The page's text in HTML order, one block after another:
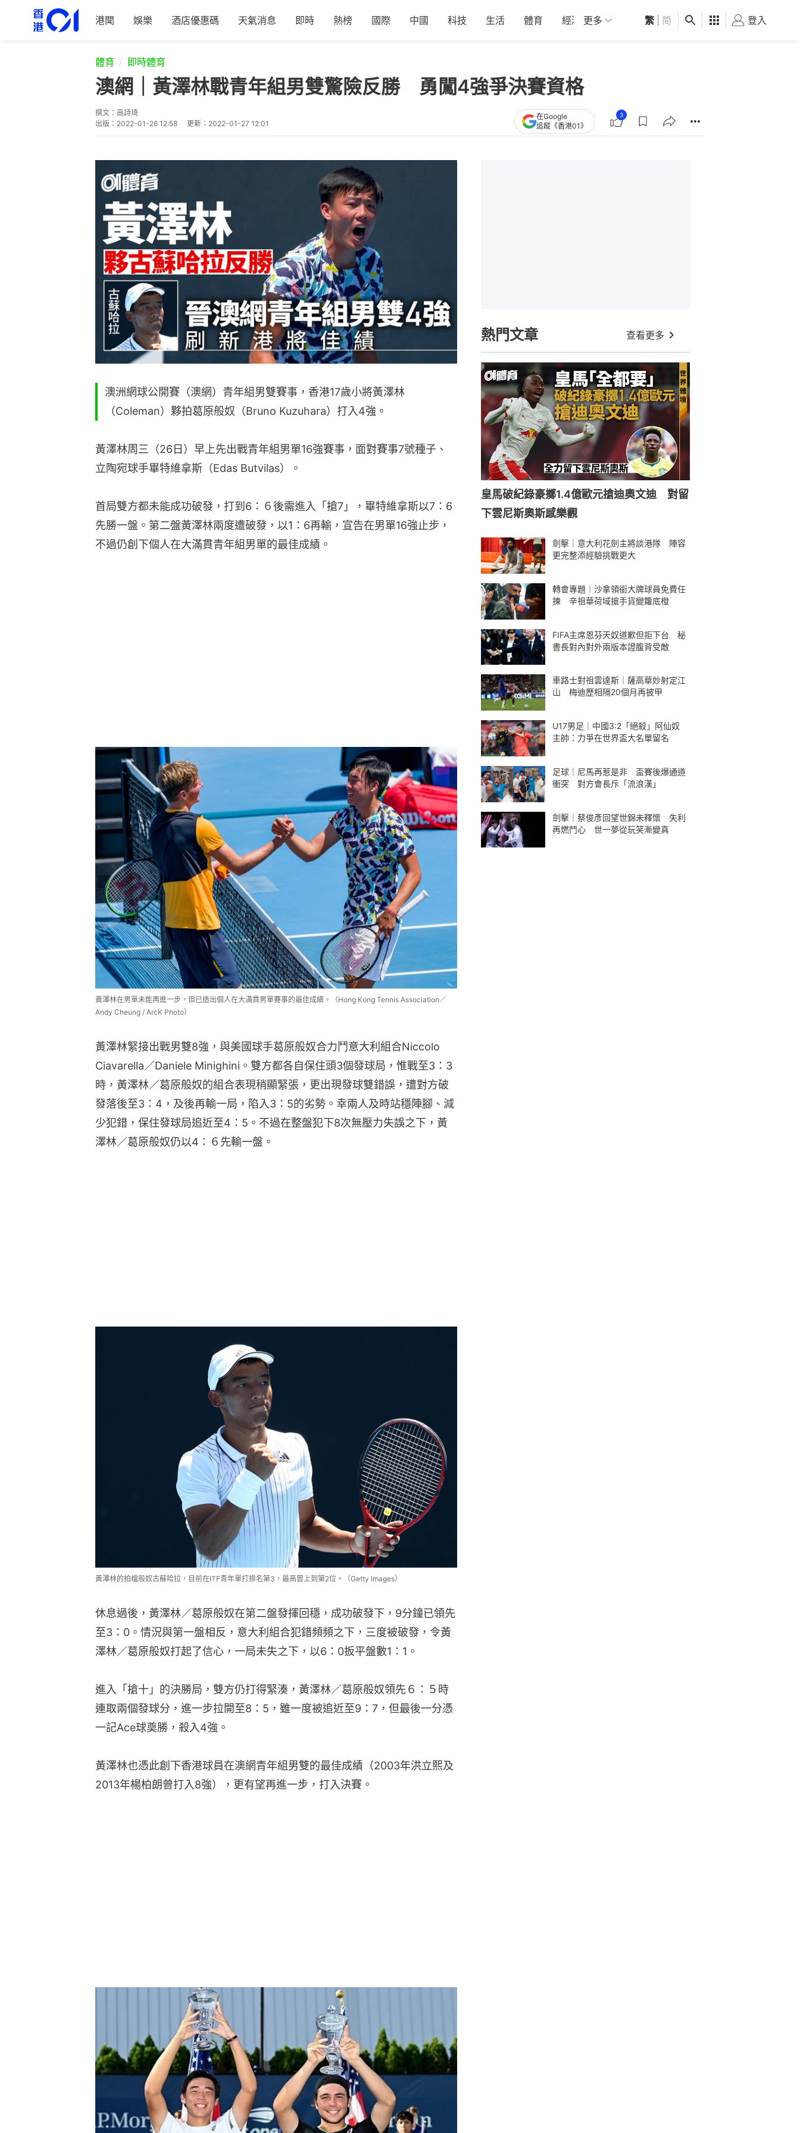
港聞 娛樂 酒店優惠碼 天氣消息 即時 熱榜 國際 中國 科技 生活 體育 經濟 01深圳 觀點 健康 好食玩飛
更多 繁 简 登入
體育 即時體育
澳網｜黃澤林戰青年組男雙驚險反勝 勇闖4強爭決賽資格
撰文： 高詩琦
出版： 2022-01-26 12:58 更新： 2022-01-27 12:01
在Google
追蹤《香港01》
3
澳洲網球公開賽（澳網）青年組男雙賽事，香港17歲小將黃澤林
（Coleman）夥拍葛原般奴（Bruno Kuzuhara）打入4強。
黃澤林周三（26日）早上先出戰青年組男單16強賽事，面對賽事7號種子、
立陶宛球手畢特維拿斯（Edas Butvilas）。
首局雙方都未能成功破發，打到6：６後需進入「搶7」，畢特維拿斯以7：6
先勝一盤。第二盤黃澤林兩度遭破發，以1：6再輸，宣告在男單16強止步，
不過仍創下個人在大滿貫青年組男單的最佳成績。
黃澤林在男單未能再進一步，但已造出個人在大滿貫男單賽事的最佳成績。（Hong Kong Tennis Association／
Andy Cheung / ArcK Photo）
黃澤林緊接出戰男雙8強，與美國球手葛原般奴合力鬥意大利組合Niccolo
Ciavarella／Daniele Minighini。雙方都各自保住頭3個發球局，惟戰至3：3
時，黃澤林／葛原般奴的組合表現稍顯緊張，更出現發球雙錯誤，遭對方破
發落後至3：4，及後再輸一局，陷入3：5的劣勢。幸兩人及時站穩陣腳、減
少犯錯，保住發球局追近至4：5。不過在整盤犯下8次無壓力失誤之下，黃
澤林／葛原般奴仍以4：６先輸一盤。
黃澤林的拍檔般奴古蘇哈拉，目前在ITF青年單打排名第3，最高曾上到第2位。（Getty Images）
休息過後，黃澤林／葛原般奴在第二盤發揮回穩，成功破發下，9分鐘已領先
至3：0。情況與第一盤相反，意大利組合犯錯頻頻之下，三度被破發，令黃
澤林／葛原般奴打起了信心，一局未失之下，以6：0扳平盤數1：1。
進入「搶十」的決勝局，雙方仍打得緊湊，黃澤林／葛原般奴領先６：５時
連取兩個發球分，進一步拉開至8：5，雖一度被追近至9：7，但最後一分憑
一記Ace球奠勝，殺入4強。
黃澤林也憑此創下香港球員在澳網青年組男雙的最佳成績（2003年洪立熙及
2013年楊柏朗曾打入8強），更有望再進一步，打入決賽。
熱門文章 查看更多
皇馬破紀錄豪擲1.4億歐元搶迪奧文迪 對留
下雲尼斯奧斯感樂觀
劍擊｜意大利花劍主將談港隊 陣容
更完整添經驗挑戰更大
轉會專題︱沙拿領銜大牌球員免費任
揀 辛祖華荷域搶手貨變籮底橙
FIFA主席恩芬天奴道歉但拒下台 秘
書長對內對外兩版本證腹背受敵
車路士對祖雲達斯｜薩高華妙射定江
山 梅迪歷相隔20個月再披甲
U17男足｜中國3:2「絕殺」阿仙奴
主帥：力爭在世界盃大名單留名
足球｜尼馬再惹是非 盃賽後爆通道
衝突 對方會長斥「流浪漢」
劍擊｜蔡俊彥回望世錦未釋懷 失利
再燃鬥心 世一夢從玩笑漸變真